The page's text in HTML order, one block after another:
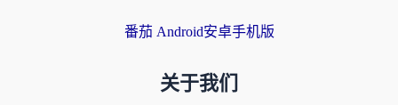
番茄 Android安卓手机版
关于我们